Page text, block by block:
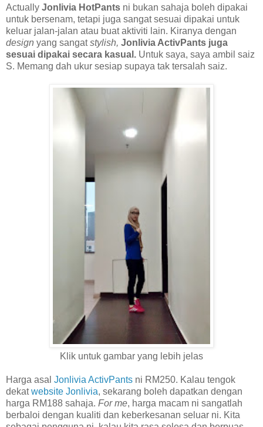
Actually Jonlivia HotPants ni bukan sahaja boleh dipakai
untuk bersenam, tetapi juga sangat sesuai dipakai untuk
keluar jalan-jalan atau buat aktiviti lain. Kiranya dengan
design yang sangatstylish, Jonlivia ActivPants juga
sesuai dipakai secara kasual. Untuk saya, saya ambil saiz
S. Memang dah ukur sesiap supaya tak tersalah saiz.
Klik untuk gambar yang lebih jelas
Harga asal Jonlivia ActivPants ni RM250. Kalau tengok
dekatwebsite Jonlivia, sekarang boleh dapatkan dengan
harga RM188 sahaja. For me, harga macam ni sangatlah
berbaloi dengan kualiti dan keberkesanan seluar ni. Kita